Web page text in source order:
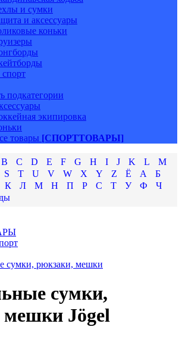
и сумки
и аксессуары
коньки
подкатегории
экипировка
товары [СПОРТТОВАРЫ]
B C D E F G H I J K L
M
S T U V W X Y Z Ё А
Б
К Л М Н П Р С Т У Ф
Ч
сумки, рюкзаки, мешки
сумки,
Jögel